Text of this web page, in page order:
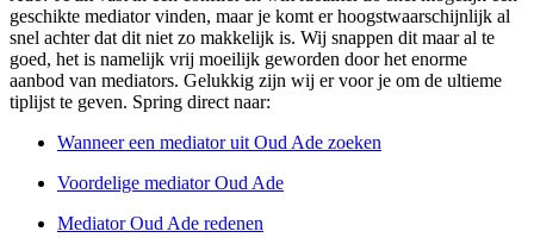
geschikte mediator vinden, maar je komt er hoogstwaarschijnlijk al
snel achter dat dit niet zo makkelijk is. Wij snappen dit maar al te
goed, het is namelijk vrij moeilijk geworden door het enorme
aanbod van mediators. Gelukkig zijn wij er voor je om de ultieme
tiplijst te geven. Spring direct naar:
Wanneer een mediator uit Oud Ade zoeken
Voordelige mediator Oud Ade
Mediator Oud Ade redenen